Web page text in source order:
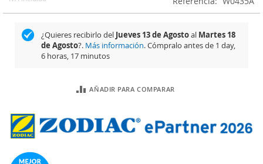
¿Quieres recibirlo del Jueves 13 de Agostoal Martes 18
de Agosto?. Más información. Cómpralo antes de 1 day,
6 horas, 17 minutos
AÑADIR PARA COMPARAR